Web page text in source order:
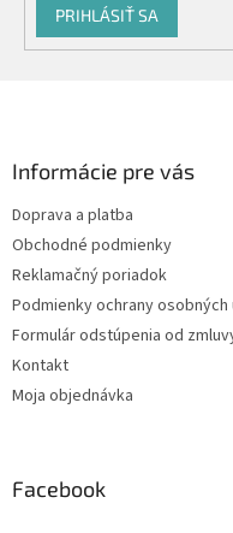
PRIHLÁSIŤ SA
Informácie pre vás
Doprava a platba
Obchodné podmienky
Reklamačný poriadok
Podmienky ochrany osobných
Formulár odstúpenia od
Kontakt
Moja objednávka
Facebook